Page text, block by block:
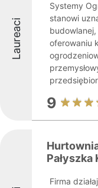
Laureaci
Systemy
stanowi
oferowaniu
9
Pałyszka
Firma